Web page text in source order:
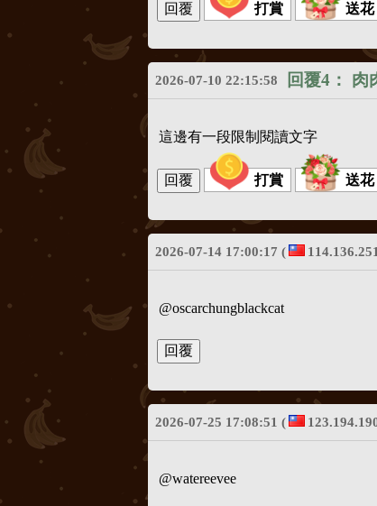
打賞 送花
回覆4： 肉
2026-07-10 22:15:58
這邊有一段限制閱讀文字
打賞 送花
2026-07-14 17:00:17 (
@oscarchungblackcat
2026-07-25 17:08:51 (
@watereevee